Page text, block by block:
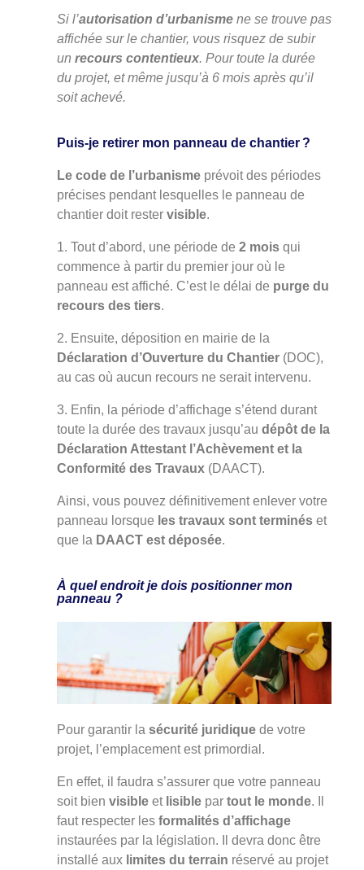
Si l’autorisation d’urbanisme ne se trouve pas
affichée sur le chantier, vous risquez de subir
unrecours contentieux. Pour toute la durée
du projet, et même jusqu’à 6 mois après qu’il
soit achevé.
Puis-je retirer mon panneau de chantier ?
Le code de l’urbanisme prévoit des périodes
précises pendant lesquelles le panneau de
chantier doit restervisible.
Tout d’abord, une période de2 mois qui
commence à partir du premier jour où le
panneau est affiché. C’est le délai de purge du
recours des tiers.
Ensuite, déposition en mairie de la
Déclaration d’Ouverture du Chantier (DOC),
au cas où aucun recours ne serait intervenu.
Enfin, la période d’affichage s’étend durant
toute la durée des travaux jusqu’audépôt de la
Déclaration Attestant l’Achèvement et la
Conformité des Travaux (DAACT).
Ainsi, vous pouvez définitivement enlever votre
panneau lorsque les travaux sont terminés et
que la DAACT est déposée.
À quel endroit je dois positionner mon
panneau ?
Pour garantir lasécurité juridique de votre
projet, l’emplacement est primordial.
En effet, il faudra s’assurer que votre panneau
soit bienvisible et lisible partout le monde. Il
faut respecter lesformalités d’affichage
instaurées par la législation. Il devra donc être
installé aux limites du terrain réservé au projet